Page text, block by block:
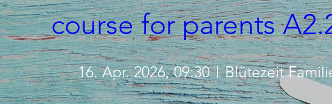
course for parents
16. Apr. 2026, 09:30 Blütezeit